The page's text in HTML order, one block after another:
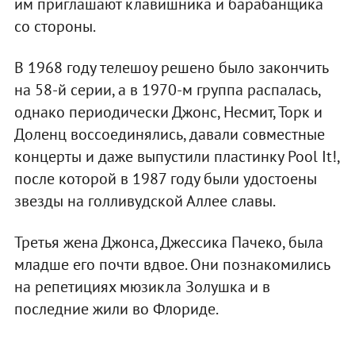
им приглашают клавишника и барабанщика
со стороны.
В 1968 году телешоу решено было закончить
на 58-й серии, а в 1970-м группа распалась,
однако периодически Джонс, Несмит, Торк и
Доленц воссоединялись, давали совместные
концерты и даже выпустили пластинку Pool It!,
после которой в 1987 году были удостоены
звезды на голливудской Аллее славы.
Третья жена Джонса, Джессика Пачеко, была
младше его почти вдвое. Они познакомились
на репетициях мюзикла Золушка и в
последние жили во Флориде.